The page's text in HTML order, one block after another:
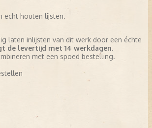
echt houten lijsten.
laten inlijsten van dit werk door een échte
de levertijd met 14 werkdagen.
met een spoed bestelling.